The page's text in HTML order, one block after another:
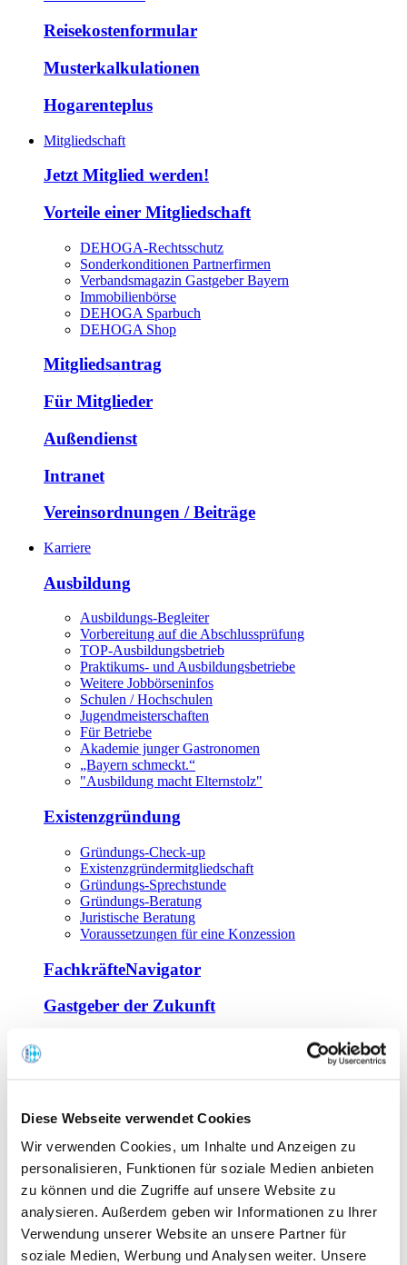
Diese Webseite verwendet Cookies
Wir verwenden Cookies, um Inhalte und Anzeigen zu
personalisieren, Funktionen für soziale Medien anbieten
zu können und die Zugriffe auf unsere Website zu
analysieren. Außerdem geben wir Informationen zu Ihrer
Verwendung unserer Website an unsere Partner für
soziale Medien, Werbung und Analysen weiter. Unsere
Reisekostenformular
Musterkalkulationen
Hogarenteplus
Mitgliedschaft
Jetzt Mitglied werden!
Vorteile einer Mitgliedschaft
DEHOGA-Rechtsschutz
Sonderkonditionen Partnerfirmen
Verbandsmagazin Gastgeber Bayern
Immobilienbörse
DEHOGA Sparbuch
DEHOGA Shop
Mitgliedsantrag
Für Mitglieder
Außendienst
Intranet
Vereinsordnungen / Beiträge
Karriere
Ausbildung
Ausbildungs-Begleiter
Vorbereitung auf die Abschlussprüfung
TOP-Ausbildungsbetrieb
Praktikums- und Ausbildungsbetriebe
Weitere Jobbörseninfos
Schulen / Hochschulen
Jugendmeisterschaften
Für Betriebe
Akademie junger Gastronomen
„Bayern schmeckt.“
"Ausbildung macht Elternstolz"
Existenzgründung
Gründungs-Check-up
Existenzgründermitgliedschaft
Gründungs-Sprechstunde
Gründungs-Beratung
Juristische Beratung
Voraussetzungen für eine Konzession
FachkräfteNavigator
Gastgeber der Zukunft
Offene Seminare
Tagen im Palais
Wirte-und Unternehmerbrief
Lernplattform BOUNTI
Partner
Branchennahe Organisationen